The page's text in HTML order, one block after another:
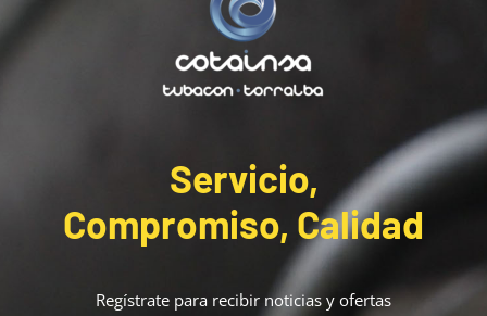
Servicio,
Compromiso, Calidad
Regístrate para recibir noticias y ofertas